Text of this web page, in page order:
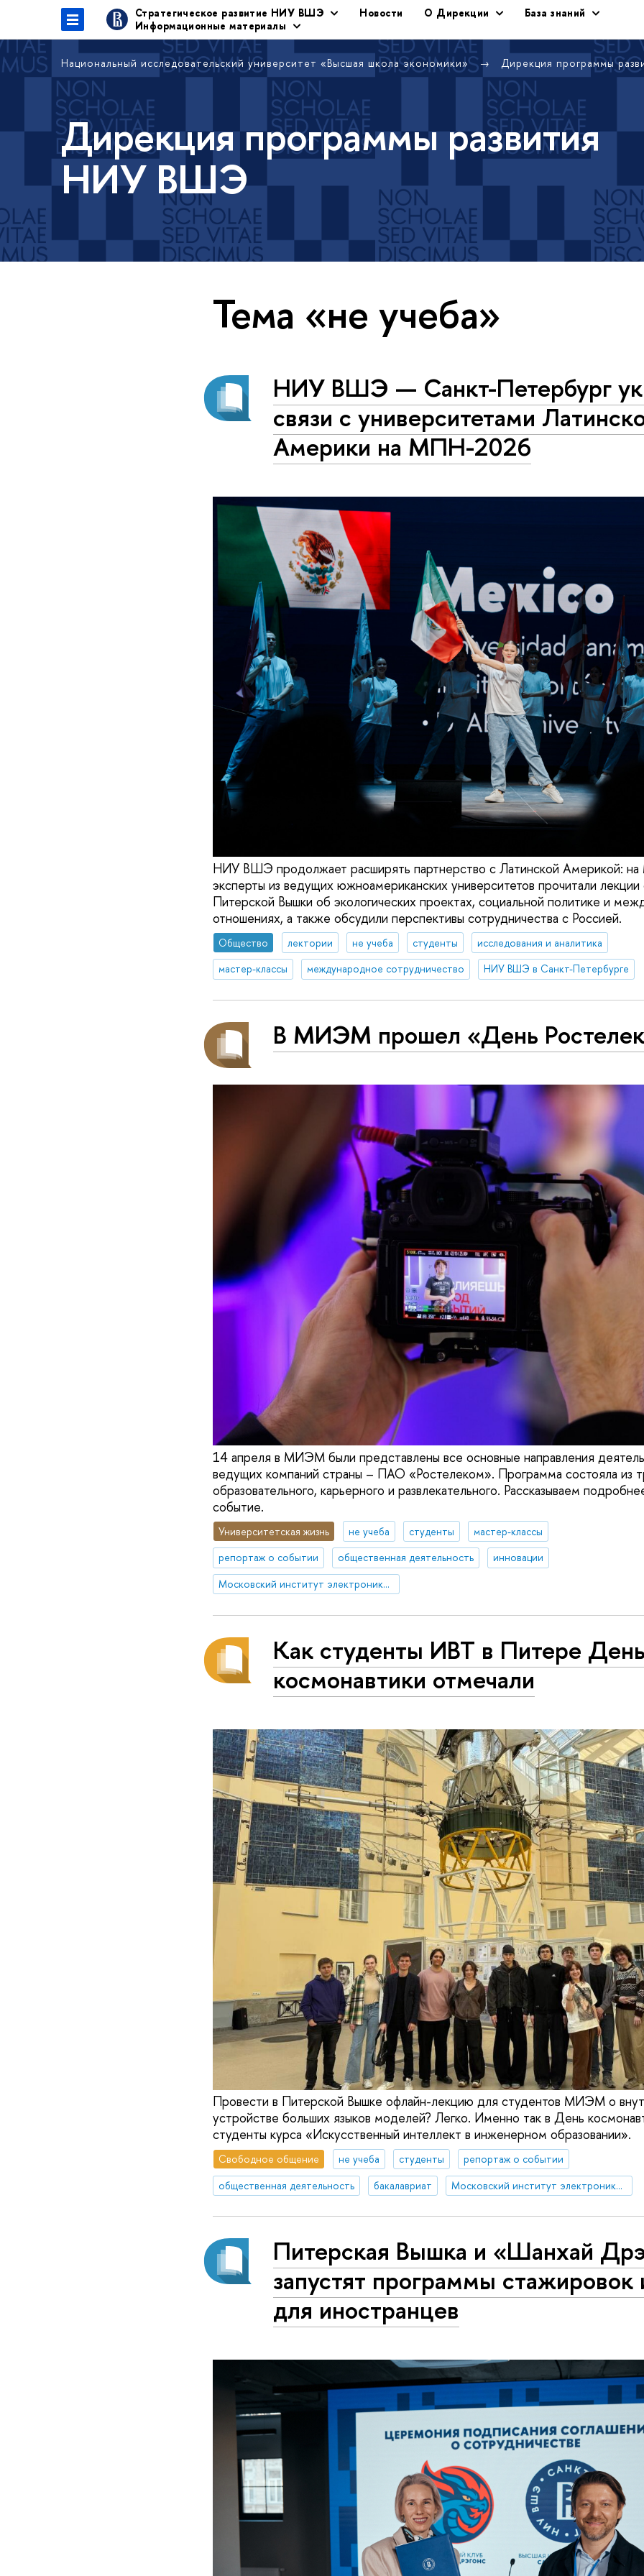
Стратегическое развитие НИУ ВШЭ Новости О Дирекции
База знаний
Информационные материалы
Национальный исследовательский университет «Высшая школа экономики» Дирекция программы
Дирекция программы развития
НИУ ВШЭ
Тема «не учеба»
НИУ ВШЭ — Санкт-Петербург
связи с университетами
Америки на МПН-2026
НИУ ВШЭ продолжает расширять партнерство с Латинской Америкой:
эксперты из ведущих южноамериканских университетов прочитали
Питерской Вышки об экологических проектах, социальной политике и
отношениях, а также обсудили перспективы сотрудничества с Россией.
Общество лектории не учеба студенты
исследования и аналитика
мастер-классы
международное сотрудничество НИУ ВШЭ в Санкт-Петербурге
В МИЭМ прошел «День
14 апреля в МИЭМ были представлены все основные направления
ведущих компаний страны – ПАО «Ростелеком». Программа состояла из
образовательного, карьерного и развлекательного. Рассказываем
событие.
Университетская жизнь не учеба студенты
мастер-классы
репортаж о событии
общественная деятельность
инновации
Московский институт электроники и математики им. А.Н. Тихонова
Как студенты ИВТ в Питере
космонавтики отмечали
Провести в Питерской Вышке офлайн-лекцию для студентов МИЭМ о
устройстве больших языков моделей? Легко. Именно так в День
студенты курса «Искусственный интеллект в инженерном образовании».
Свободное общение не учеба студенты
репортаж о событии
общественная деятельность
бакалавриат Московский институт электроники и математики им. А.Н. Тихонова
Питерская Вышка и «Шанхай
запустят программы стажировок
для иностранцев